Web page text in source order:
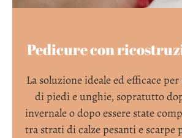
Pedicure con
La soluzione ideale ed efficace
di piedi e unghie, sopratutto
invernale o dopo essere state
tra strati di calze pesanti e scarpe